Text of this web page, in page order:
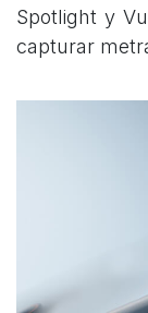
Spotlight y
capturar